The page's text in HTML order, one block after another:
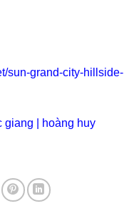
sun-grand-city-hillside-
giang
hoàng huy